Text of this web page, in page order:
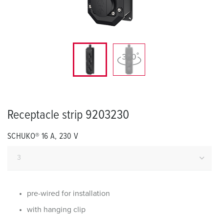
Receptacle strip 9203230
SCHUKO® 16 A, 230 V
pre-wired for installation
with hanging clip